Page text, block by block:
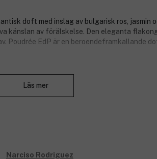
doft med inslag av bulgarisk ros, jasmin
känslan av förälskelse. Den eleganta
Poudrée EdP är en beroendeframkallande
med kubanskt påbrå. Hans unika design
Läs mer